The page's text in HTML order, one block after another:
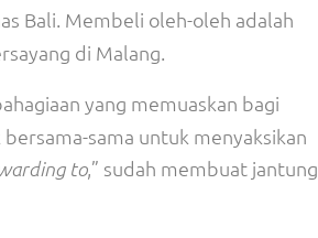
Bali. Membeli oleh-oleh adalah
di Malang.
yang memuaskan bagi
sama untuk menyaksikan
to,” sudah membuat jantung